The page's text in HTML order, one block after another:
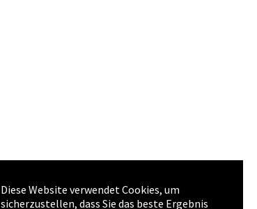
Diese Website verwendet Cookies, um
sicherzustellen, dass Sie das beste Ergebnis